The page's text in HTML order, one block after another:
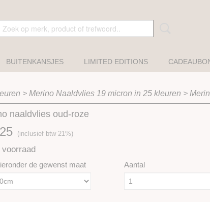
BUITENKANSJES LIMITED EDITIONS
> Merino Naaldvlies 19 micron in 25 kleuren >
naaldvlies oud-roze
(inclusief btw 21%)
voorraad
de gewenst maat Aantal